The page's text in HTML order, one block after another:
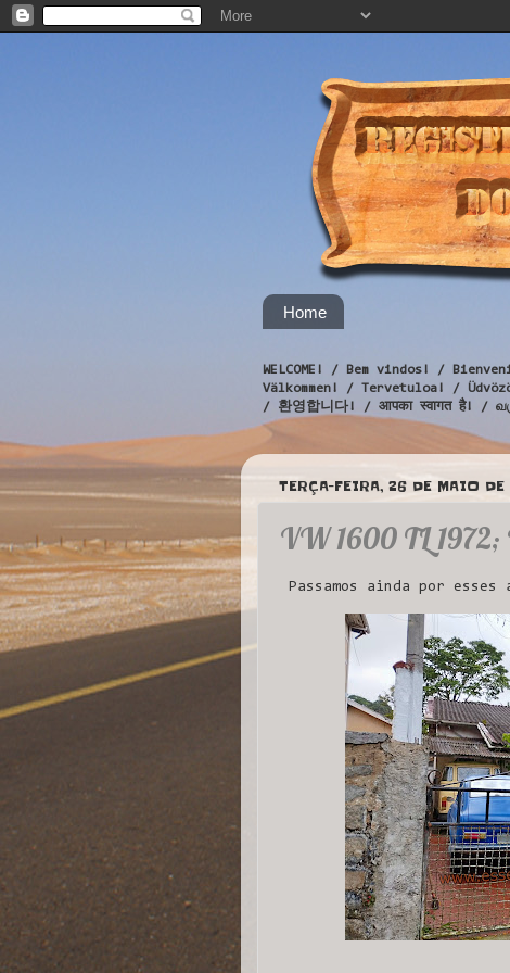
Home
WELCOME! / Bem vindos! /
Välkommen! / Tervetuloa! /
/ 환영합니다! / आपका स्वागत है! /
TERÇA-FEIRA, 26 DE MAIO
VW 1600 TL 1972;
Passamos ainda por